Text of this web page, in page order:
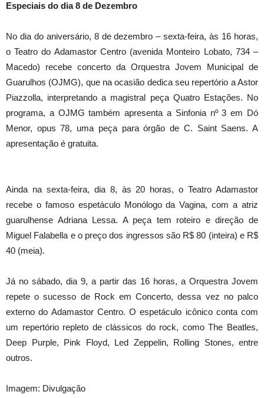
Especiais do dia8 de Dezembro
No dia do aniversário, 8 de dezembro –sexta-feira, às 16 horas,
o Teatro do Adamastor Centro (avenida Monteiro Lobato, 734 –
Macedo) recebe concerto da Orquestra Jovem Municipal de
Guarulhos (OJMG), que na ocasião dedica seu repertório a Astor
Piazzolla, interpretando a magistral peça Quatro Estações. No
programa, a OJMG também apresenta a Sinfonia nº 3 em Dó
Menor, opus 78, uma peça para órgão de C. Saint Saens. A
apresentação é gratuita.
Ainda na sexta-feira, dia 8, às 20 horas, o Teatro Adamastor
recebe o famoso espetáculo Monólogo da Vagina, com a atriz
guarulhense Adriana Lessa. A peça tem roteiro e direção de
Miguel Falabella e o preço dos ingressos são R$ 80 (inteira) e R$
40 (meia).
Já no sábado, dia 9, a partir das 16 horas, a Orquestra Jovem
repete o sucesso de Rock em Concerto, dessa vez no palco
externo do Adamastor Centro. O espetáculo icônico conta com
um repertório repleto de clássicos do rock, como The Beatles,
Deep Purple, Pink Floyd, Led Zeppelin, Rolling Stones, entre
outros.
Imagem: Divulgação